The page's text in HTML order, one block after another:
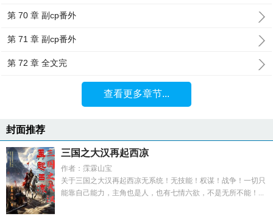
第 70 章 副cp番外
第 71 章 副cp番外
第 72 章 全文完
查看更多章节...
封面推荐
三国之大汉再起西凉
作者：霂霖山宝
关于三国之大汉再起西凉无系统！无技能！权谋！战争！一切只
能靠自己能力，主角也是人，也有七情六欲，不是无所不能！...